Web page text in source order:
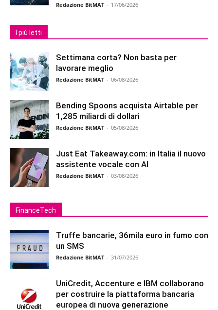
Redazione BitMAT - 17/06/2026
I più letti
Settimana corta? Non basta per
lavorare meglio
Redazione BitMAT - 06/08/2026
Bending Spoons acquista Airtable per
1,285 miliardi di dollari
Redazione BitMAT - 05/08/2026
Just Eat Takeaway.com: in Italia il nuovo
assistente vocale con AI
Redazione BitMAT - 03/08/2026
FinanceTech
Truffe bancarie, 36mila euro in fumo con
un SMS
Redazione BitMAT - 31/07/2026
UniCredit, Accenture e IBM collaborano
per costruire la piattaforma bancaria
europea di nuova generazione